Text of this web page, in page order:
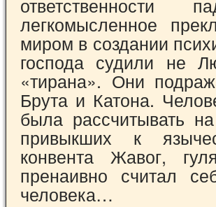
легкомысленное
миром в создании
господа судили не
«тирана». Они
Брута и Катона.
была рассчиты­вать
привыкших к
конвента Жавог,
пренаивно считал
чело­века…